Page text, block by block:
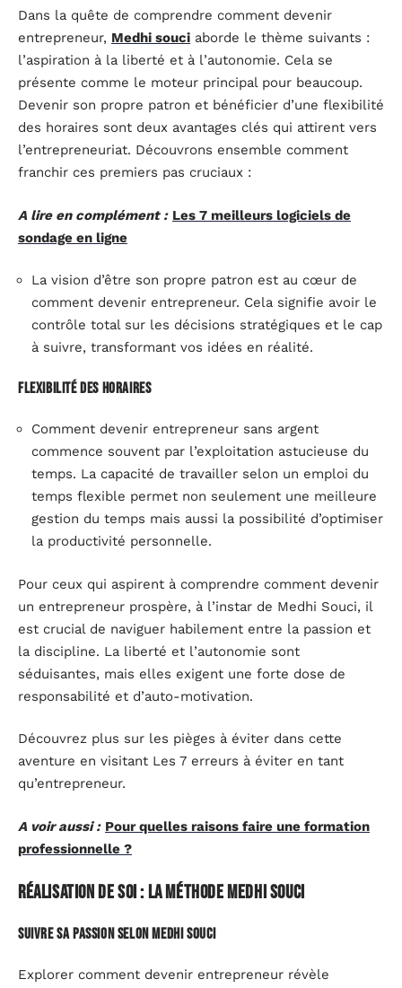
Dans la quête de comprendre comment devenir
entrepreneur, Medhi souci aborde le thème suivants :
l’aspiration à la liberté et à l’autonomie. Cela se
présente comme le moteur principal pour beaucoup.
Devenir son propre patron et bénéficier d’une flexibilité
des horaires sont deux avantages clés qui attirent vers
l’entrepreneuriat. Découvrons ensemble comment
franchir ces premiers pas cruciaux :
A lire en complément : Les 7 meilleurs logiciels de
sondage en ligne
La vision d’être son propre patron est au cœur de
comment devenir entrepreneur. Cela signifie avoir le
contrôle total sur les décisions stratégiques et le cap
à suivre, transformant vos idées en réalité.
Flexibilité des horaires
Comment devenir entrepreneur sans argent
commence souvent par l’exploitation astucieuse du
temps. La capacité de travailler selon un emploi du
temps flexible permet non seulement une meilleure
gestion du temps mais aussi la possibilité d’optimiser
la productivité personnelle.
Pour ceux qui aspirent à comprendre comment devenir
un entrepreneur prospère, à l’instar de Medhi Souci, il
est crucial de naviguer habilement entre la passion et
la discipline. La liberté et l’autonomie sont
séduisantes, mais elles exigent une forte dose de
responsabilité et d’auto-motivation.
Découvrez plus sur les pièges à éviter dans cette
aventure en visitant Les 7 erreurs à éviter en tant
qu’entrepreneur.
A voir aussi : Pour quelles raisons faire une formation
professionnelle ?
Réalisation de soi : la méthode Medhi Souci
Suivre sa passion selon Medhi Souci
Explorer comment devenir entrepreneur révèle